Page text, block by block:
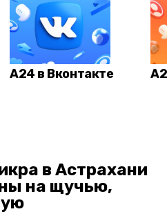
А24 в Вконтакте
в Астрахани
на щучью,